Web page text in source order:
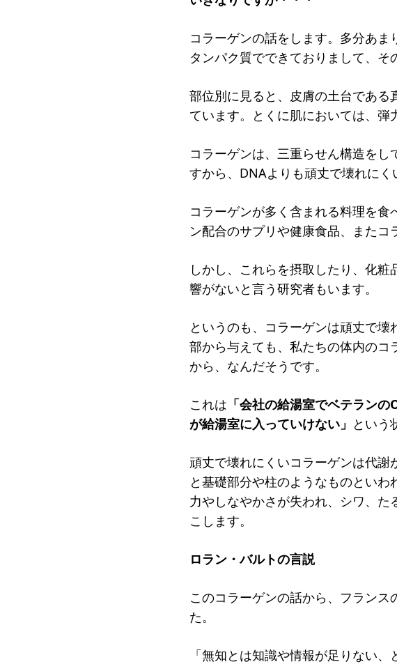
ソーシャルビジネス研究会
研究会のねらい
ELPASO会とは
お手続き
ニュース・コラム
ニュース
コラーゲンの話をします。多分あ
タンパク質でできておりまして、そ
部位別に見ると、皮膚の土台であ
ています。とくに肌においては、弾
コラーゲンは、三重らせん構造を
すから、DNAよりも頑丈で壊れにく
コラーゲンが多く含まれる料理を
ン配合のサプリや健康食品、またコ
しかし、これらを摂取したり、化
響がないと言う研究者もいます。
というのも、コラーゲンは頑丈で
部から与えても、私たちの体内のコ
から、なんだそうです。
これは 「会社の給湯室でベテラン
が給湯室に入っていけない」 という
頑丈で壊れにくいコラーゲンは代
と基礎部分や柱のようなものとい
力やしなやかさが失われ、シワ、
こします。
ロラン・バルトの言説
このコラーゲンの話から、フラン
た。
「無知とは知識や情報が足りない、